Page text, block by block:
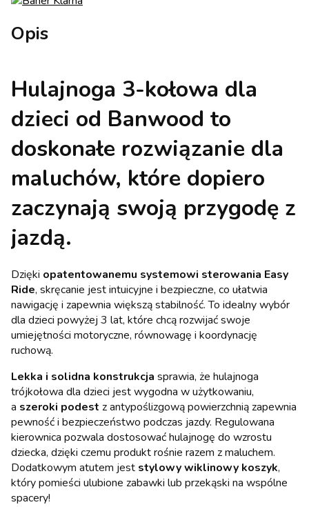
Opis
Hulajnoga 3-kołowa dla
dzieci od Banwood to
doskonałe rozwiązanie dla
maluchów, które dopiero
zaczynają swoją przygodę z
jazdą.
Dzięki opatentowanemu systemowi sterowania Easy
Ride, skręcanie jest intuicyjne i bezpieczne, co ułatwia
nawigację i zapewnia większą stabilność. To idealny wybór
dla dzieci powyżej 3 lat, które chcą rozwijać swoje
umiejętności motoryczne, równowagę i koordynację
ruchową.
Lekka i solidna konstrukcja sprawia, że hulajnoga
trójkołowa dla dzieci jest wygodna w użytkowaniu,
a szeroki podest z antypoślizgową powierzchnią zapewnia
pewność i bezpieczeństwo podczas jazdy. Regulowana
kierownica pozwala dostosować hulajnogę do wzrostu
dziecka, dzięki czemu produkt rośnie razem z maluchem.
Dodatkowym atutem jest stylowy wiklinowy koszyk,
który pomieści ulubione zabawki lub przekąski na wspólne
spacery!